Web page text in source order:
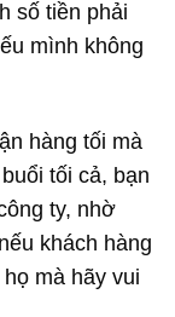
số tiền phải
mình không
hàng tối mà
tối cả, bạn
ty, nhờ
khách hàng
mà hãy vui